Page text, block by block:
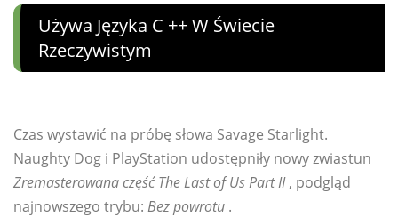
Używa Języka C ++ W Świecie
Rzeczywistym
Czas wystawić na próbę słowa Savage Starlight.
Naughty Dog i PlayStation udostępniły nowy zwiastun
Zremasterowana część The Last of Us Part II, podgląd
najnowszego trybu: Bez powrotu .